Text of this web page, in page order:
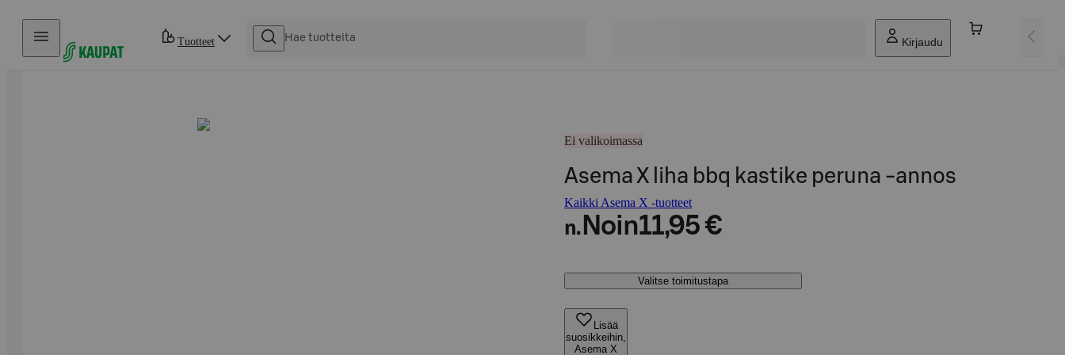
Hyppää sisältöön
Tuotteet Kirjaudu
Ei valikoimassa
Asema X liha bbq kastike peruna -annos
Kaikki Asema X -tuotteet
n. Noin11,95 €
Valitse toimitustapa
Lisää
suosikkeihin,
Asema X